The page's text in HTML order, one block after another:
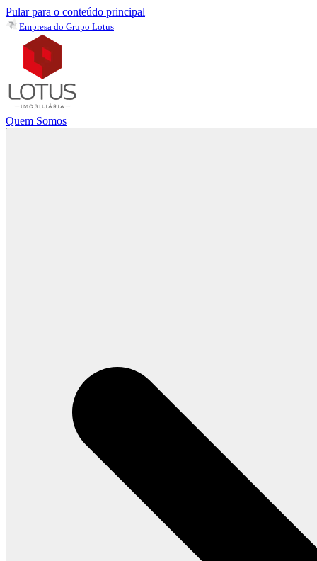
Pular para o conteúdo principal
Empresa do Grupo Lotus
Quem Somos